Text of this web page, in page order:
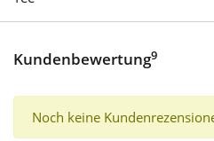
Kundenbewertung9
Noch keine